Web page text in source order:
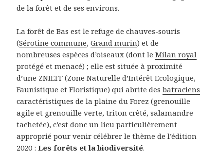
de la forêt et de ses environs.
La forêt de Bas est le refuge de chauves-souris
(Sérotine commune,Grand murin) et de
nombreuses espèces d’oiseaux (dont leMilan royal
protégé et menacé) ; elle est située à proximité
d’une ZNIEFF (Zone Naturelle d’Intérêt Ecologique,
Faunistique et Floristique) qui abrite desbatraciens
caractéristiques de la plaine du Forez (grenouille
agile et grenouille verte, triton crêté, salamandre
tachetée), c’est donc un lieu particulièrement
approprié pour venir célébrer le thème de l’édition
2020 :Les forêts et la biodiversité.